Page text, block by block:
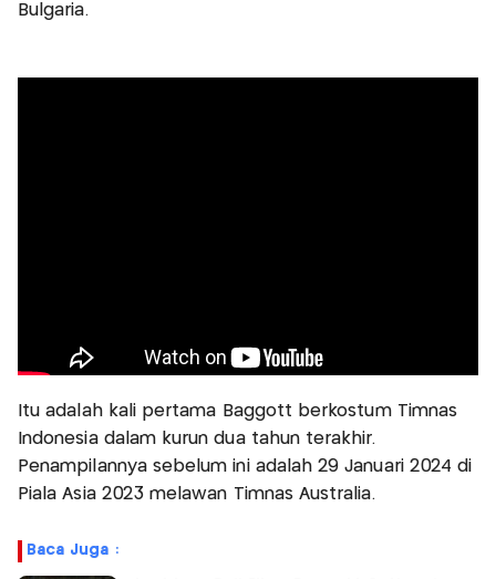
Bulgaria.
Itu adalah kali pertama Baggott berkostum Timnas
Indonesia dalam kurun dua tahun terakhir.
Penampilannya sebelum ini adalah 29 Januari 2024 di
Piala Asia 2023 melawan Timnas Australia.
Baca Juga :